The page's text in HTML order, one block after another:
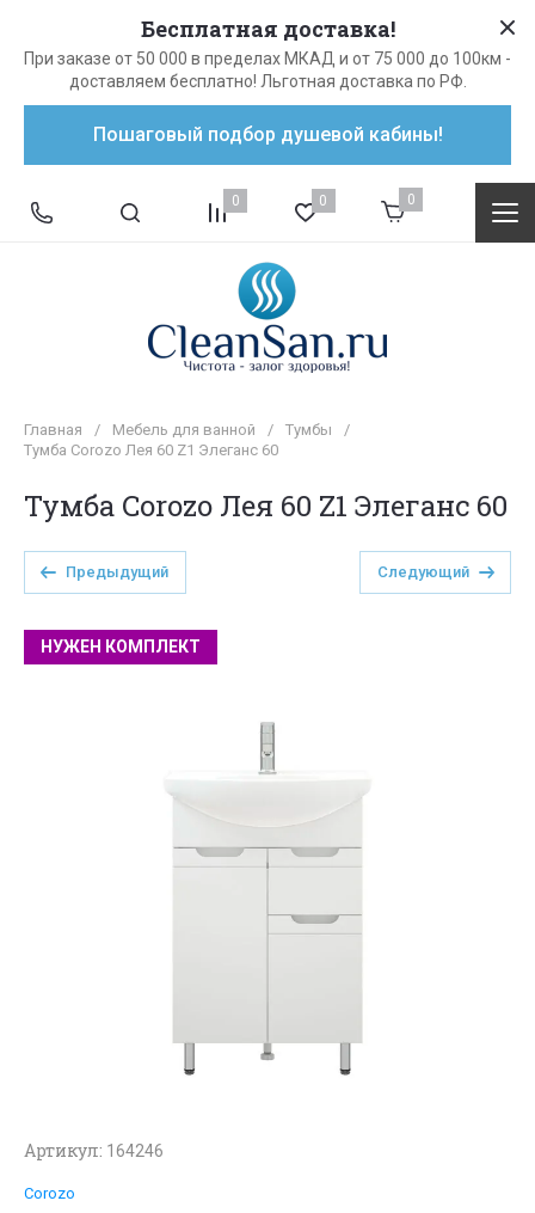
Бесплатная доставка!
При заказе от 50 000 в пределах МКАД и от 75 000 до 100км -
доставляем бесплатно! Льготная доставка по РФ.
Пошаговый подбор душевой кабины!
0 0 0
Главная / Мебель для ванной / Тумбы
/
Тумба Corozo Лея 60 Z1 Элеганс 60
Тумба Corozo Лея 60 Z1 Элеганс 60
Предыдущий Следующий
НУЖЕН КОМПЛЕКТ
Артикул: 164246
Corozo